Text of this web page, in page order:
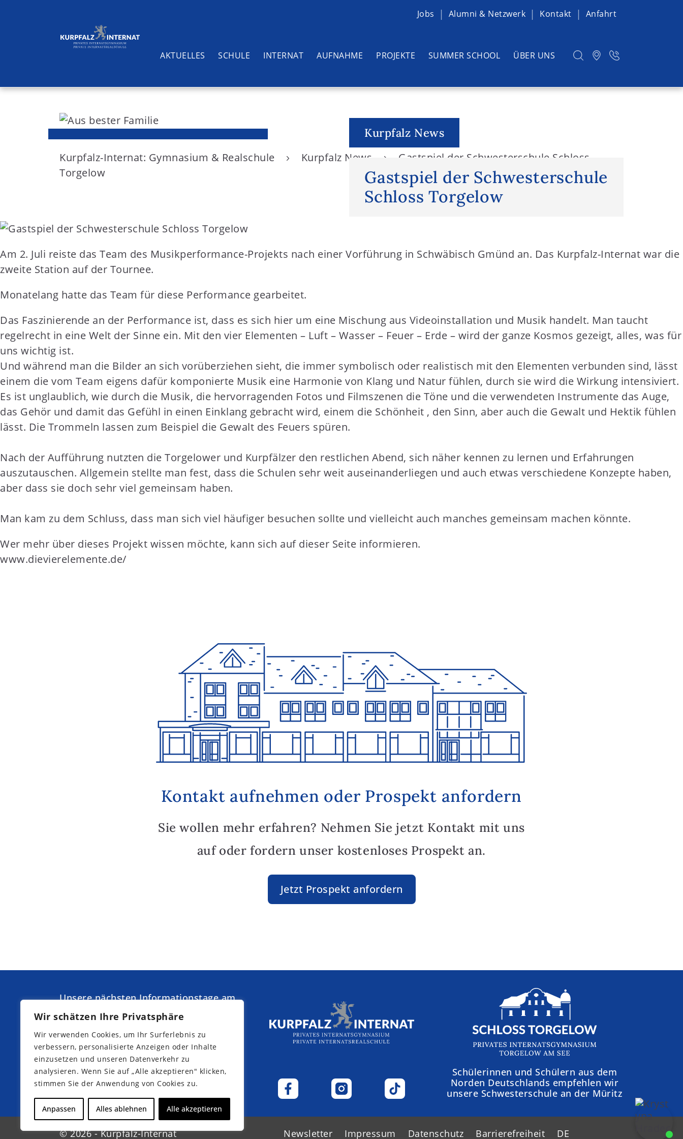
Wir schätzen Ihre Privatsphäre
Wir verwenden Cookies, um Ihr Surferlebnis zu
verbessern, personalisierte Anzeigen oder Inhalte
einzusetzen und unseren Datenverkehr zu
analysieren. Wenn Sie auf „Alle akzeptieren" klicken,
stimmen Sie der Anwendung von Cookies zu.
Anpassen Alles ablehnen Alle akzeptieren
S
t
n
t
Jobs Alumni & Netzwerk Kontakt Anfahrt
AKTUELLES SCHULE INTERNAT AUFNAHME PROJEKTE SUMMER SCHOOL ÜBER UNS
Suchen Kurpfalz News
Gastspiel der Schwesterschule
Schloss Torgelow
Kurpfalz-Internat: Gymnasium & Realschule Kurpfalz News
Gastspiel der Schwesterschule Schloss
Torgelow
Am 2. Juli reiste das Team des Musikperformance-Projekts nach einer Vorführung in Schwäbisch Gmünd an. Das Kurpfalz-Internat war die
zweite Station auf der Tournee.
Monatelang hatte das Team für diese Performance gearbeitet.
Das Faszinierende an der Performance ist, dass es sich hier um eine Mischung aus Videoinstallation und Musik handelt. Man taucht
regelrecht in eine Welt der Sinne ein. Mit den vier Elementen – Luft – Wasser – Feuer – Erde – wird der ganze Kosmos gezeigt, alles, was für
uns wichtig ist.
Und während man die Bilder an sich vorüberziehen sieht, die immer symbolisch oder realistisch mit den Elementen verbunden sind, lässt
einem die vom Team eigens dafür komponierte Musik eine Harmonie von Klang und Natur fühlen, durch sie wird die Wirkung intensiviert.
Es ist unglaublich, wie durch die Musik, die hervorragenden Fotos und Filmszenen die Töne und die verwendeten Instrumente das Auge,
das Gehör und damit das Gefühl in einen Einklang gebracht wird, einem die Schönheit , den Sinn, aber auch die Gewalt und Hektik fühlen
lässt. Die Trommeln lassen zum Beispiel die Gewalt des Feuers spüren.
Nach der Aufführung nutzten die Torgelower und Kurpfälzer den restlichen Abend, sich näher kennen zu lernen und Erfahrungen
auszutauschen. Allgemein stellte man fest, dass die Schulen sehr weit auseinanderliegen und auch etwas verschiedene Konzepte haben,
aber dass sie doch sehr viel gemeinsam haben.
Man kam zu dem Schluss, dass man sich viel häufiger besuchen sollte und vielleicht auch manches gemeinsam machen könnte.
Wer mehr über dieses Projekt wissen möchte, kann sich auf dieser Seite informieren.
www.dievierelemente.de/
Kontakt aufnehmen oder Prospekt anfordern
Sie wollen mehr erfahren? Nehmen Sie jetzt Kontakt mit uns
auf oder fordern unser kostenloses Prospekt an.
Jetzt Prospekt anfordern
Unsere nächsten Informationstage am
19.09.2026
Samstag,
10.10.2026
07.11.2026
Samstag,
21.11.2026
Jetzt Teilnahme anmelden
Schülerinnen und Schülern aus dem
Norden Deutschlands empfehlen wir
unsere Schwesterschule an der Müritz
© 2026 - Kurpfalz-Internat Newsletter Impressum Datenschutz Barrierefreiheit DE